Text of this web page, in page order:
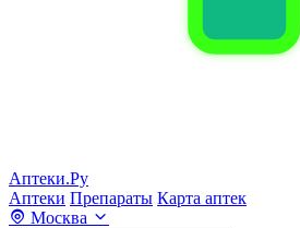
Аптеки.Ру
Аптеки Препараты Карта аптек
Москва